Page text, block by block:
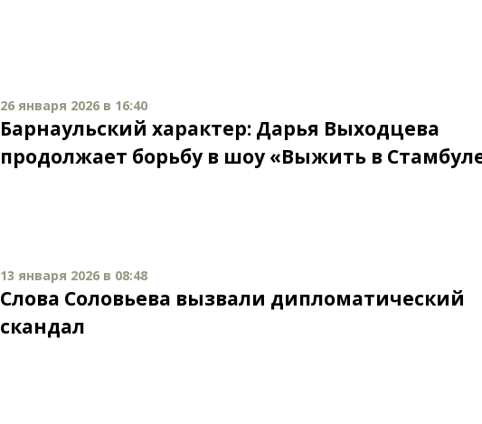
26 января 2026 в 16:40
Барнаульский характер: Дарья Выходцева
продолжает борьбу в шоу «Выжить в
13 января 2026 в 08:48
Слова Соловьева вызвали дипломатический
скандал